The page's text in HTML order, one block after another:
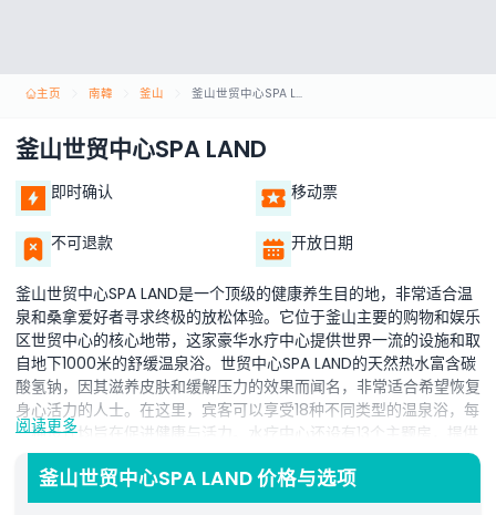
主页 南韓 釜山 釜山世贸中心SPA LAND
釜山世贸中心SPA LAND
即时确认 移动票
不可退款 开放日期
釜山世贸中心SPA LAND是一个顶级的健康养生目的地，非常适合温
泉和桑拿爱好者寻求终极的放松体验。它位于釜山主要的购物和娱乐
区世贸中心的核心地带，这家豪华水疗中心提供世界一流的设施和取
自地下1000米的舒缓温泉浴。世贸中心SPA LAND的天然热水富含碳
酸氢钠，因其滋养皮肤和缓解压力的效果而闻名，非常适合希望恢复
身心活力的人士。在这里，宾客可以享受18种不同类型的温泉浴，每
一种设计均旨在促进健康与活力。水疗中心还设有13个主题房，提供
多样化的疗愈体验。不论是想在喜马拉雅盐房排毒、在芬兰桑拿中放
松，还是在清凉的冰房降温，总有适合每个人的选择。其中一个亮点
是传统的韩国汗蒸幕，您可以在加热的石床上放松，享受草药蒸汽
阅读更多
釜山世贸中心SPA LAND 价格与选项